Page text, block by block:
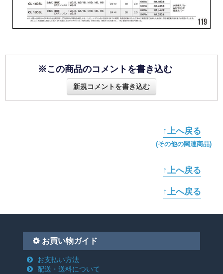
※この商品のコメントを書き込む
新規コメントを書き込む
↑上へ戻る
(その他の関連商品)
↑上へ戻る
↑上へ戻る
お買い物ガイド
お支払い方法
配送・送料について